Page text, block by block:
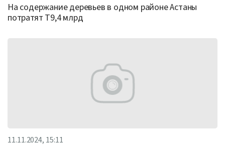
На содержание деревьев в одном районе Астаны
потратят Т9,4 млрд
11.11.2024, 15:11